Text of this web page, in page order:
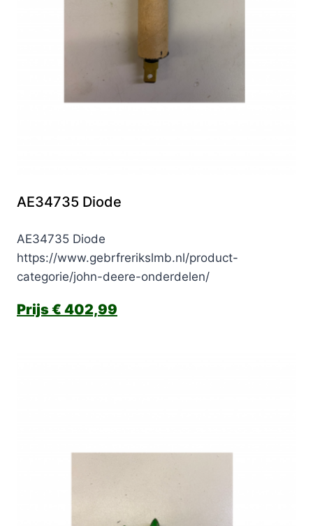
AE34735 Diode
AE34735 Diode
https://www.gebrfrerikslmb.nl/product-
categorie/john-deere-onderdelen/
€ 402,99